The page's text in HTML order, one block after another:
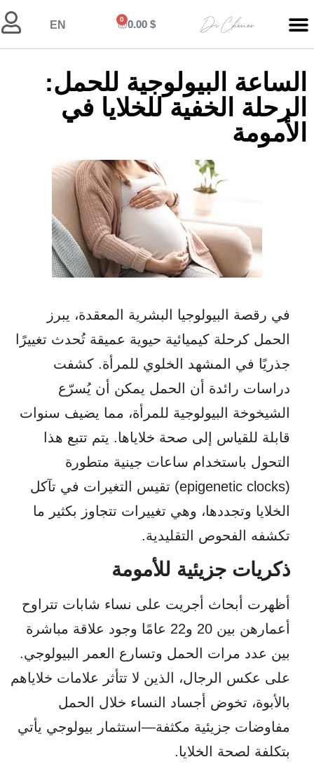
0.00 $
0
EN
الساعة البيولوجية للحمل:
الرحلة الخفية للخلايا في
الأمومة
في رقصة البيولوجيا البشرية المعقدة، يبرز
الحمل كرحلة كيميائية حيوية عميقة تُحدث تغييرًا
جذريًا في المشهد الخلوي للمرأة. كشفت
دراسات رائدة أن الحمل يمكن أن يُسرّع
الشيخوخة البيولوجية للمرأة، مما يضيف سنوات
قابلة للقياس إلى صحة خلاياها. يتم تتبع هذا
التحول باستخدام ساعات جينية متطورة
(epigenetic clocks) تقيس التغيرات في تآكل
الخلايا وتجددها، وهي تغييرات تتجاوز بكثير ما
تكشفه الفحوص التقليدية.
ذكريات جزيئية للأمومة
أظهرت أبحاث أجريت على نساء شابات تتراوح
أعمارهن بين 20 و22 عامًا وجود علاقة مباشرة
بين عدد مرات الحمل وتسارع العمر البيولوجي.
على عكس الرجال، الذين لا تتأثر علامات خلاياهم
بالأبوة، تخوض أجساد النساء خلال الحمل
مفاوضات جزيئية مكثفة—استثمار بيولوجي يأتي
بتكلفة لصحة الخلايا.